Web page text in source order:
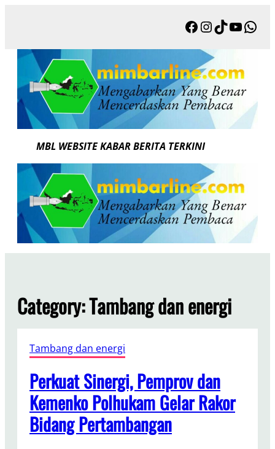
Facebook
Instagram
TikTok
MBL WEBSITE KABAR BERITA TERKINI
Category:Tambang dan energi
Tambang dan energi
Perkuat Sinergi, Pemprov dan
Kemenko Polhukam Gelar Rakor
Bidang Pertambangan